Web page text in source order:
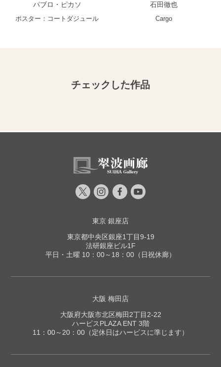
パブロ・ピカソ
ポスター：コートダジュール
石田徹也
Cargo
チェックした作品
東京 銀座店
東京都中央区銀座1丁目9-19
法研銀座ビル1F
平日・土曜 10：00～18：00（日祝休廊）
大阪 梅田店
大阪府大阪市北区梅田2丁目2-22
ハービスPLAZA ENT 3階
11：00～20：00（定休日はハービスに準じます）